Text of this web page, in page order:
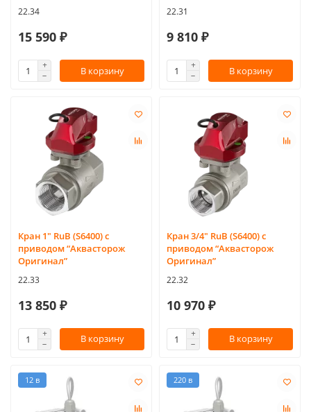
22.34
15 590 ₽
В корзину
22.31
9 810 ₽
В корзину
Кран 1″ RuB (S6400) с
приводом “Аквасторож
Оригинал”
22.33
13 850 ₽
В корзину
Кран 3/4″ RuB (S6400) с
приводом “Аквасторож
Оригинал”
22.32
10 970 ₽
В корзину
12 в 220 в